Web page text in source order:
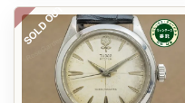
SOLD OUT